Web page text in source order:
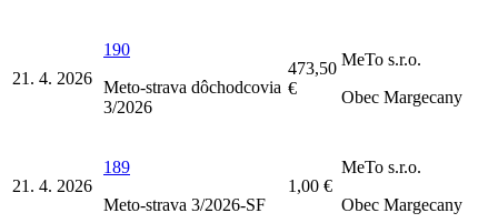
21. 4. 2026
190
Meto-strava dôchodcovia
3/2026
473,50
€
MeTo s.r.o.
Obec Margecany
21. 4. 2026
189
Meto-strava 3/2026-SF
1,00 €
MeTo s.r.o.
Obec Margecany